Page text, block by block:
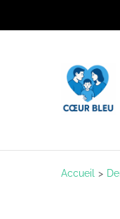
au
Accueil >